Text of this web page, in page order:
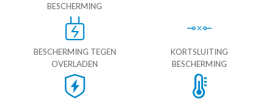
BESCHERMING
BESCHERMING TEGEN
OVERLADEN
KORTSLUITING
BESCHERMING